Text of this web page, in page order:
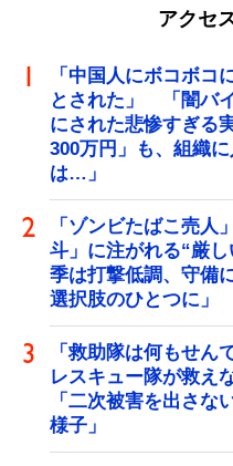
アクセ
「中国人にボコボコ
とされた」 「闇バ
にされた悲惨すぎる
300万円」も、組織
は…」
「ゾンビたばこ売人
斗」に注がれる“厳
季は打撃低調、守備
選択肢のひとつに」
「救助隊は何もせん
レスキュー隊が救え
「二次被害を出さな
様子」